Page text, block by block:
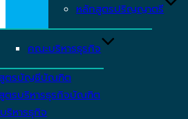
หลักสูตรปริญญาตรี
คณะบริหารธุรกิจ
ตรบัญชีบัณฑิต
ตรบริหารธุรกิจบัณฑิต
ริหารธุกิจ